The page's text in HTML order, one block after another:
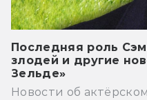
Последняя роль
злодей и другие
Зельде»
Новости об